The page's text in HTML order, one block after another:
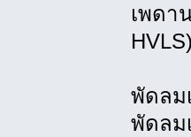
เพดา
พัดลม
พัดลม